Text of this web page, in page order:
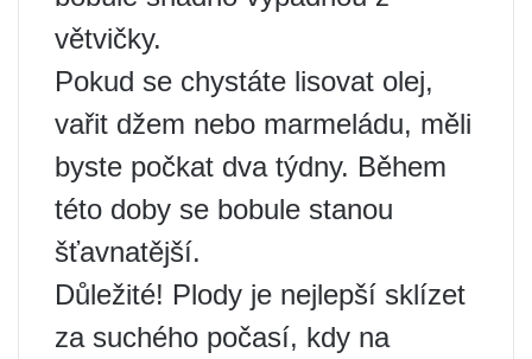
větvičky.
Pokud se chystáte lisovat olej,
vařit džem nebo marmeládu, měli
byste počkat dva týdny. Během
této doby se bobule stanou
šťavnatější.
Důležité! Plody je nejlepší sklízet
za suchého počasí, kdy na